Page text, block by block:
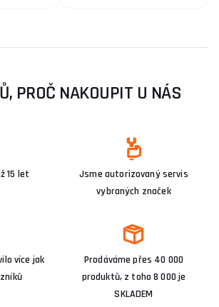
PROČ NAKOUPIT U NÁS
15 let
Jsme autorizovaný servis
vybraných značek
více jak
Prodáváme přes 40 000
produktů, z toho 8 000 je
SKLADEM